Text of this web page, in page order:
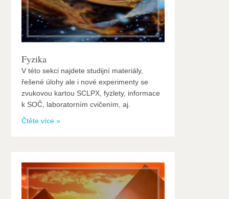
Fyzika
V této sekci najdete studijní materiály,
řešené úlohy ale i nové experimenty se
zvukovou kartou SCLPX, fyzlety, informace
k SOČ, laboratorním cvičením, aj.
Čtěte více »